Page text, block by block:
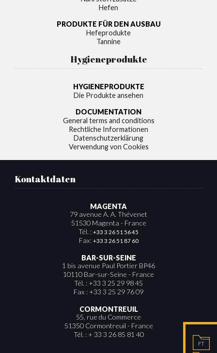
FT
Hefen
PRODUKTE FÜR DEN AUSBAU
Hefeprodukte
Tannine
Hygieneprodukte
HYGIENEPRODUKTE
Die Produkte ansehen
DOCUMENTATION
General terms and conditions
Rechtliche Informationen
Datenschutzerklärung
Verwendung von Cookies
Kontaktdaten
MAGENTA
79 avenue A. A. Thévenet
51530 Magenta - France
Tél. : +33 3 26 51 56 45
Fax: +33 3 26 51 87 60
BAR-SUR-SEINE
1 bis avenue Paul Portier BP46
10110 Bar-sur-Seine - France
Tél. : +33 3 25 29 98 45
Fax : +33 3 25 29 76 09
CORMONTREUIL
55, rue du Commerce
51350 Cormontreuil - France
Tél. : + 33 3 26 85 81 40